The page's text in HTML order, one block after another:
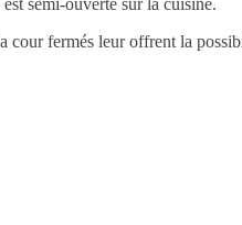
semi-ouverte sur la cuisine.
fermés leur offrent la